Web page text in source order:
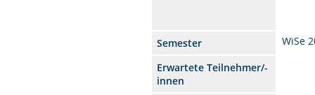
Semester
WiSe
Erwartete Teilnehmer/-
innen